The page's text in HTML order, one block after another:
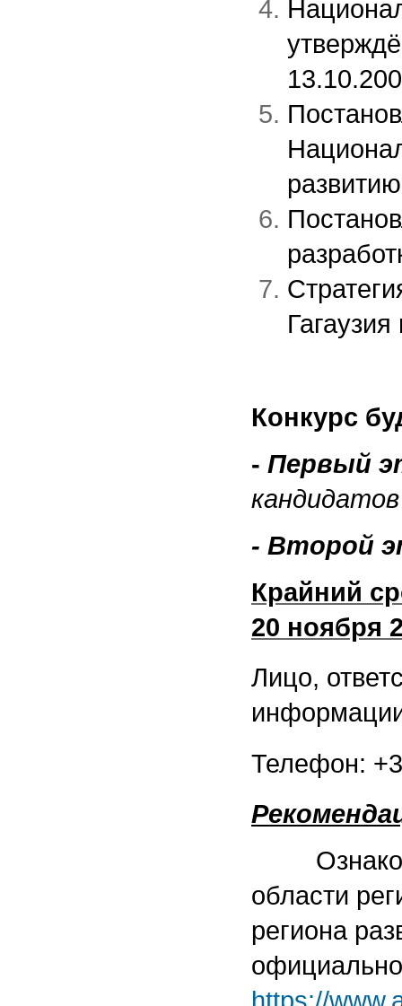
Конкурс
- Первый
- Второй
Крайний
20 ноября
Лицо,
Телефон:
области
региона
https://